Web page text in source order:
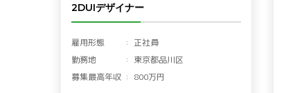
2DUIデザイナー
雇用形態
正社員
勤務地
東京都品川区
募集最高年収
800万円